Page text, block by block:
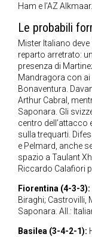
Ham e l’AZ Alkmaar.
Le probabili
Mister Italiano
reparto arretrato:
presenza di
Mandragora con
Bonaventura.
Arthur Cabral,
Saponara. Gli
centro dell’attacco
sulla trequarti.
e Pelmard, anche
spazio a Taulant
Riccardo Calafiori
Fiorentina (4-3-3):
Biraghi; Castrovilli,
Saponara. All.:
Basilea (3-4-2-1):